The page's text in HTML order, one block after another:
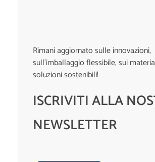
Rimani aggiornato sulle innovazioni,
sull’imballaggio flessibile, sui
soluzioni sostenibili!
ISCRIVITI ALLA
NEWSLETTER